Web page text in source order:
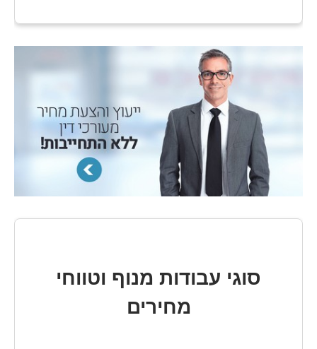
סוגי עבודות מנוף וטווחי
מחירים